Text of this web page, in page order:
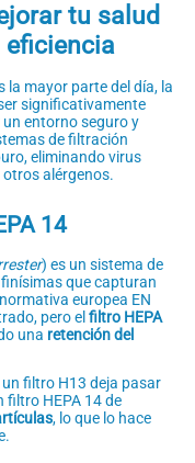
tu salud
eficiencia
la mayor parte del día, la
significativamente
entorno seguro y
de filtración
eliminando virus
otros alérgenos.
14
) es un sistema de
que capturan
europea EN
pero el filtro HEPA
una retención del
filtro H13 deja pasar
filtro HEPA 14 de
, lo que lo hace